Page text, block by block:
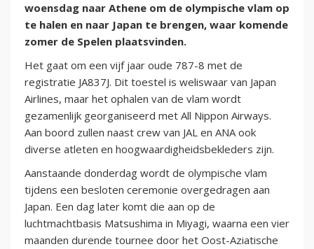
woensdag naar Athene om de olympische vlam op
te halen en naar Japan te brengen, waar komende
zomer de Spelen plaatsvinden.
Het gaat om een vijf jaar oude 787-8 met de
registratie JA837J. Dit toestel is weliswaar van Japan
Airlines, maar het ophalen van de vlam wordt
gezamenlijk georganiseerd met All Nippon Airways.
Aan boord zullen naast crew van JAL en ANA ook
diverse atleten en hoogwaardigheidsbekleders zijn.
Aanstaande donderdag wordt de olympische vlam
tijdens een besloten ceremonie overgedragen aan
Japan. Een dag later komt die aan op de
luchtmachtbasis Matsushima in Miyagi, waarna een vier
maanden durende tournee door het Oost-Aziatische